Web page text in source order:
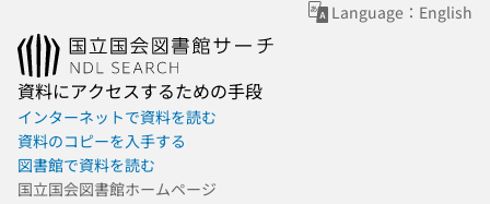
Language：English
資料にアクセスするための手段
インターネットで資料を読む
資料のコピーを入手する
図書館で資料を読む
国立国会図書館ホームページ